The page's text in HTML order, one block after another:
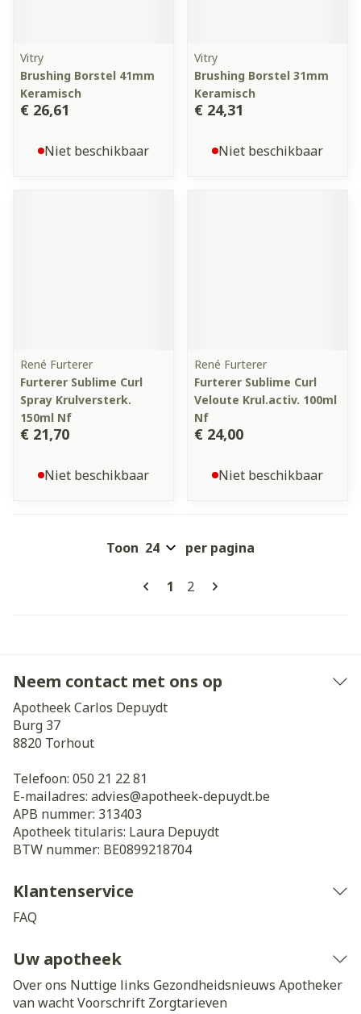
Vitry
Brushing Borstel 41mm
Keramisch
€ 26,61
Niet beschikbaar
Vitry
Brushing Borstel 31mm
Keramisch
€ 24,31
Niet beschikbaar
René Furterer
Furterer Sublime Curl
Spray Krulversterk.
150ml Nf
€ 21,70
Niet beschikbaar
René Furterer
Furterer Sublime Curl
Veloute Krul.activ. 100ml
Nf
€ 24,00
Niet beschikbaar
Pagina's
U lees momenteel pagina
1 Pagina
2
Toon per pagina
Neem contact met ons op
Apotheek Carlos Depuydt
Burg 37
8820 Torhout
Telefoon: 050 21 22 81
E-mailadres: advies@apotheek-depuydt.be
APB nummer: 313403
Apotheek titularis: Laura Depuydt
BTW nummer: BE0899218704
Klantenservice
FAQ
Uw apotheek
Over ons Nuttige links Gezondheidsnieuws Apotheker
van wachtVoorschrift Zorgtarieven